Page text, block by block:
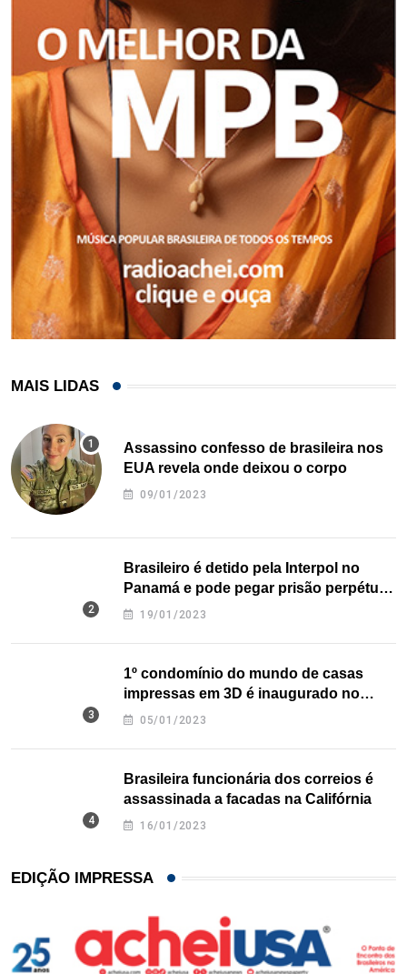
MAIS LIDAS
Assassino confesso de brasileira nos
EUA revela onde deixou o corpo
09/01/2023
Brasileiro é detido pela Interpol no
Panamá e pode pegar prisão perpétua
nos EUA
19/01/2023
1º condomínio do mundo de casas
impressas em 3D é inaugurado no
Texas
05/01/2023
Brasileira funcionária dos correios é
assassinada a facadas na Califórnia
16/01/2023
EDIÇÃO IMPRESSA